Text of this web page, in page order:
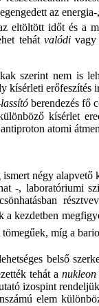
az
eltöltött időt és a
tehát valódi
szerint nem is
berendezés fő
kísérlet
atomi
négy
-, laboratóriumi
a kezdetben
míg a
belső
tehát a nukleon
izospint
elem